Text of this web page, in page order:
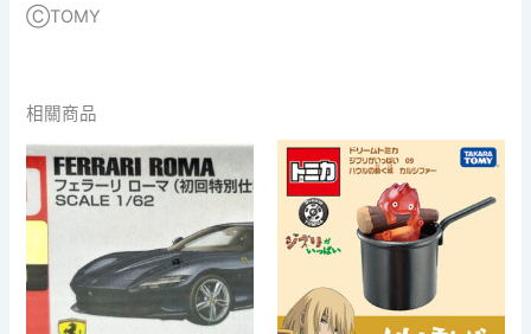
ⒸTOMY
相關商品